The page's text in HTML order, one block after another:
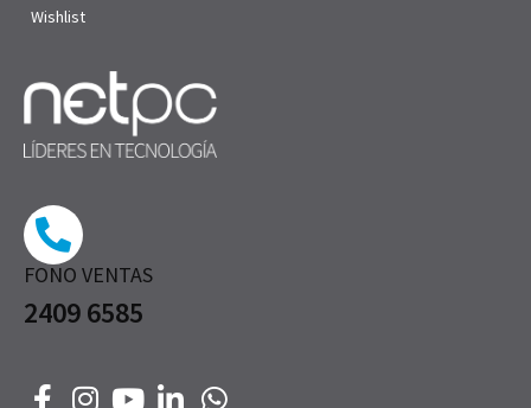
FONO VENTAS
2409 6585
Wishlist